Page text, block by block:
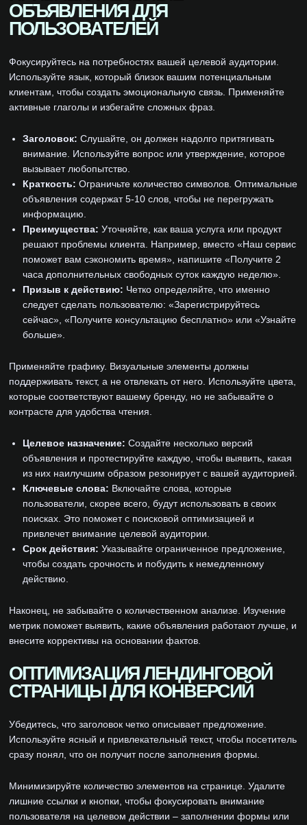
ОБЪЯВЛЕНИЯ ДЛЯ
ПОЛЬЗОВАТЕЛЕЙ
Фокусируйтесь на потребностях вашей целевой аудитории.
Используйте язык, который близок вашим потенциальным
клиентам, чтобы создать эмоциональную связь. Применяйте
активные глаголы и избегайте сложных фраз.
Заголовок: Слушайте, он должен надолго притягивать
внимание. Используйте вопрос или утверждение, которое
вызывает любопытство.
Краткость: Ограничьте количество символов. Оптимальные
объявления содержат 5-10 слов, чтобы не перегружать
информацию.
Преимущества: Уточняйте, как ваша услуга или продукт
решают проблемы клиента. Например, вместо «Наш сервис
поможет вам сэкономить время», напишите «Получите 2
часа дополнительных свободных суток каждую неделю».
Призыв к действию: Четко определяйте, что именно
следует сделать пользователю: «Зарегистрируйтесь
сейчас», «Получите консультацию бесплатно» или «Узнайте
больше».
Применяйте графику. Визуальные элементы должны
поддерживать текст, а не отвлекать от него. Используйте цвета,
которые соответствуют вашему бренду, но не забывайте о
контрасте для удобства чтения.
Целевое назначение: Создайте несколько версий
объявления и протестируйте каждую, чтобы выявить, какая
из них наилучшим образом резонирует с вашей аудиторией.
Ключевые слова: Включайте слова, которые
пользователи, скорее всего, будут использовать в своих
поисках. Это поможет с поисковой оптимизацией и
привлечет внимание целевой аудитории.
Срок действия: Указывайте ограниченное предложение,
чтобы создать срочность и побудить к немедленному
действию.
Наконец, не забывайте о количественном анализе. Изучение
метрик поможет выявить, какие объявления работают лучше, и
внесите коррективы на основании фактов.
ОПТИМИЗАЦИЯ ЛЕНДИНГОВОЙ
СТРАНИЦЫ ДЛЯ КОНВЕРСИЙ
Убедитесь, что заголовок четко описывает предложение.
Используйте ясный и привлекательный текст, чтобы посетитель
сразу понял, что он получит после заполнения формы.
Минимизируйте количество элементов на странице. Удалите
лишние ссылки и кнопки, чтобы фокусировать внимание
пользователя на целевом действии – заполнении формы или